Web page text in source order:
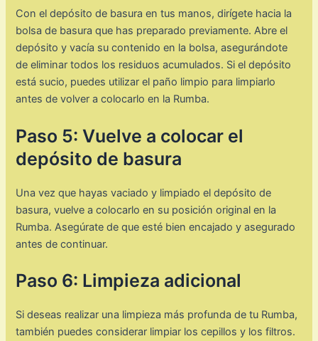
Con el depósito de basura en tus manos, dirígete hacia la
bolsa de basura que has preparado previamente. Abre el
depósito y vacía su contenido en la bolsa, asegurándote
de eliminar todos los residuos acumulados. Si el depósito
está sucio, puedes utilizar el paño limpio para limpiarlo
antes de volver a colocarlo en la Rumba.
Paso 5: Vuelve a colocar el
depósito de basura
Una vez que hayas vaciado y limpiado el depósito de
basura, vuelve a colocarlo en su posición original en la
Rumba. Asegúrate de que esté bien encajado y asegurado
antes de continuar.
Paso 6: Limpieza adicional
Si deseas realizar una limpieza más profunda de tu Rumba,
también puedes considerar limpiar los cepillos y los filtros.